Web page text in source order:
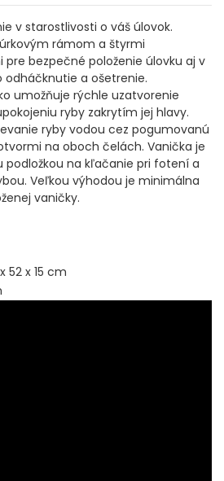
v starostlivosti o váš úlovok.
rámom a štyrmi
bezpečné položenie úlovku aj v
a ošetrenie.
umožňuje rýchle uzatvorenie
ryby zakrytím jej hlavy.
ryby vodou cez pogumovanú
na oboch čelách. Vanička je
podložkou na kľačanie pri fotení a
Veľkou výhodou je minimálna
vaničky.
52 x 15 cm
PLETENKY